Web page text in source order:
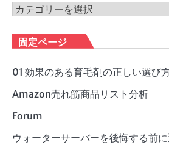
ブ
カ
ゴ
リ
ー
固定ページ
01 効果のある育毛剤の正しい選び
Amazon売れ筋商品リスト分析
Forum
ウォーターサーバーを後悔する前に